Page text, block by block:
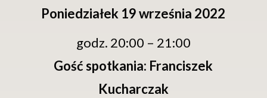
Poniedziałek 19 września 2022
godz. 20:00 – 21:00
Gość spotkania: Franciszek
Kucharczak